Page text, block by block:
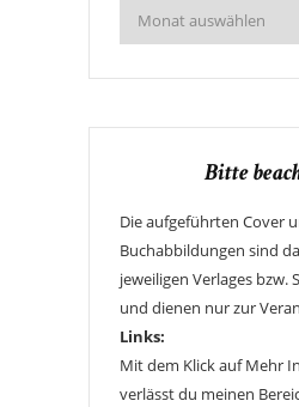
Bitte
Die aufgeführten Cover
Buchabbildungen sind
jeweiligen Verlages bzw.
und dienen nur zur
Links:
Mit dem Klick auf Mehr
verlässt du meinen